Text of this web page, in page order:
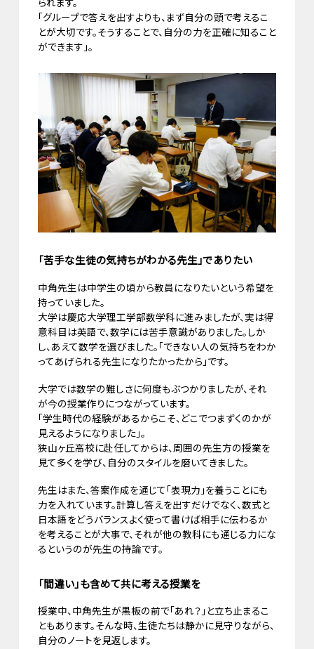
「グループで答えを出すよりも、まず自分の頭で考えるこ
とが大切です。そうすることで、自分の力を正確に知ること
ができます」。
「苦手な生徒の気持ちがわかる先生」でありたい
中角先生は中学生の頃から教員になりたいという希望を
持っていました。
大学は慶応大学理工学部数学科に進みましたが、実は得
意科目は英語で、数学には苦手意識がありました。しか
し、あえて数学を選びました。「できない人の気持ちをわか
ってあげられる先生になりたかったから」です。
大学では数学の難しさに何度もぶつかりましたが、それ
が今の授業作りにつながっています。
「学生時代の経験があるからこそ、どこでつまずくのかが
見えるようになりました」。
狭山ヶ丘高校に赴任してからは、周囲の先生方の授業を
見て多くを学び、自分のスタイルを磨いてきました。
先生はまた、答案作成を通じて「表現力」を養うことにも
力を入れています。計算し答えを出すだけでなく、数式と
日本語をどうバランスよく使って書けば相手に伝わるか
を考えることが大事で、それが他の教科にも通じる力にな
るというのが先生の持論です。
「間違い」も含めて共に考える授業を
授業中、中角先生が黒板の前で「あれ？」と立ち止まるこ
ともあります。そんな時、生徒たちは静かに見守りながら、
自分のノートを見返します。